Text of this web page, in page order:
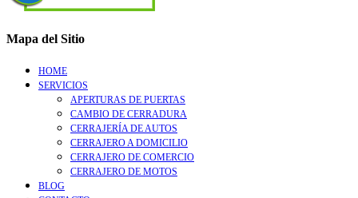
Mapa del Sitio
HOME
SERVICIOS
APERTURAS DE PUERTAS
CAMBIO DE CERRADURA
CERRAJERÍA DE AUTOS
CERRAJERO A DOMICILIO
CERRAJERO DE COMERCIO
CERRAJERO DE MOTOS
BLOG